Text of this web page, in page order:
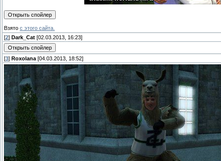
Взято с этого сайта.
[2] Dark_Cat [02.03.2013, 16:23]
[3] Roxolana [04.03.2013, 18:52]